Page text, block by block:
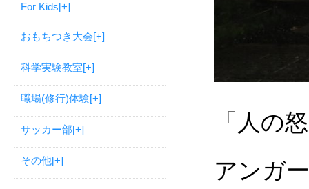
For Kids[+]
おもちつき大会[+]
科学実験教室[+]
職場(修行)体験[+]
サッカー部[+]
その他[+]
「人の
アンガ